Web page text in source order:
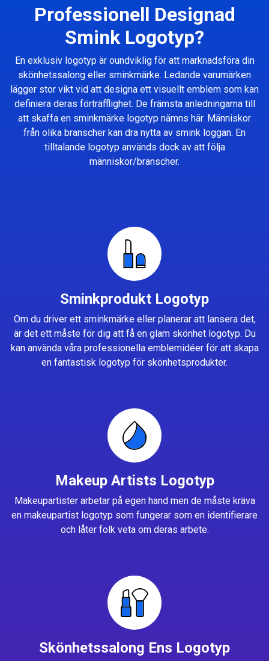
Professionell Designad
Smink Logotyp?
En exklusiv logotyp är oundviklig för att marknadsföra din
skönhetssalong eller sminkmärke. Ledande varumärken
lägger stor vikt vid att designa ett visuellt emblem som kan
definiera deras förträfflighet. De främsta anledningarna till
att skaffa en sminkmärke logotyp nämns här. Människor
från olika branscher kan dra nytta av smink loggan. En
tilltalande logotyp används dock av att följa
människor/branscher.
Sminkprodukt Logotyp
Om du driver ett sminkmärke eller planerar att lansera det,
är det ett måste för dig att få en glam skönhet logotyp. Du
kan använda våra professionella emblemidéer för att skapa
en fantastisk logotyp för skönhetsprodukter.
Makeup Artists Logotyp
Makeupartister arbetar på egen hand men de måste kräva
en makeupartist logotyp som fungerar som en identifierare
och låter folk veta om deras arbete.
Skönhetssalong Ens Logotyp